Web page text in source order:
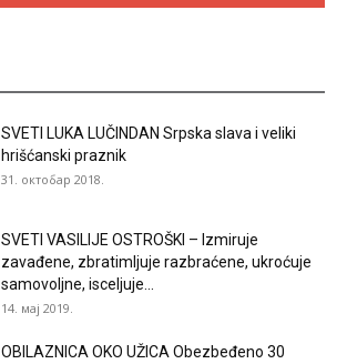
SVETI LUKA LUČINDAN Srpska slava i veliki
hrišćanski praznik
31. октобар 2018.
SVETI VASILIJE OSTROŠKI – Izmiruje
zavađene, zbratimljuje razbraćene, ukroćuje
samovoljne, isceljuje...
14. мај 2019.
OBILAZNICA OKO UŽICA Obezbeđeno 30